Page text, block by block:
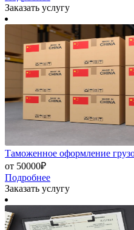
Заказать услугу
Таможенное оформление
от 50000₽
Подробнее
Заказать услугу